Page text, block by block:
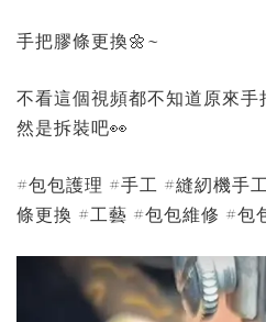
手把膠條更換🌼~
不看這個視頻都不知道原來
然是拆裝吧👀
#包包護理 #手工 #縫紉機手
條更換 #工藝 #包包維修 #包